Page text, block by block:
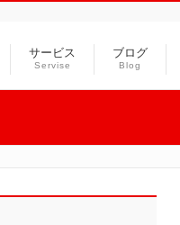
サービス
Servise
ブログ
Blog